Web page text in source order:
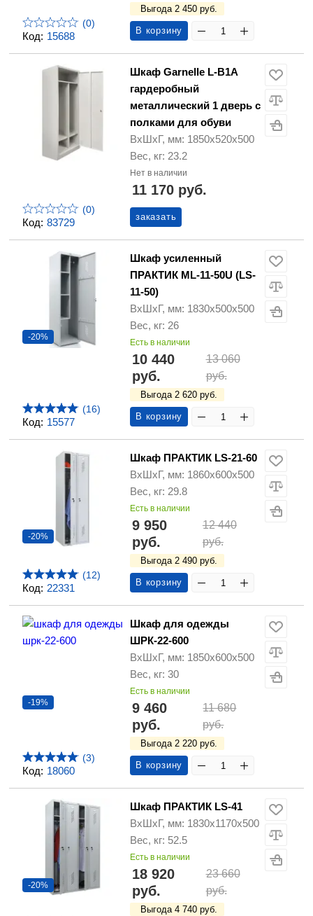
Код: 15688
(0)
Выгода 2 450 руб.
В корзину
Код: 83729
(0)
Шкаф Garnelle L-B1A
гардеробный
металлический 1 дверь с
полками для обуви
ВхШхГ, мм: 1850х520х500
Вес, кг: 23.2
Нет в наличии
11 170 руб.
заказать
Код: 15577
-20%
(16)
Шкаф усиленный
ПРАКТИК ML-11-50U (LS-
11-50)
ВхШхГ, мм: 1830х500х500
Вес, кг: 26
Есть в наличии
10 440
руб.
13 060
руб.
Выгода 2 620 руб.
В корзину
Код: 22331
-20%
(12)
Шкаф ПРАКТИК LS-21-60
ВхШхГ, мм: 1860х600х500
Вес, кг: 29.8
Есть в наличии
9 950
руб.
12 440
руб.
Выгода 2 490 руб.
В корзину
Код: 18060
-19%
(3)
Шкаф для одежды
ШРК-22-600
ВхШхГ, мм: 1850х600х500
Вес, кг: 30
Есть в наличии
9 460
руб.
11 680
руб.
Выгода 2 220 руб.
В корзину
-20%
Шкаф ПРАКТИК LS-41
ВхШхГ, мм: 1830х1170х500
Вес, кг: 52.5
Есть в наличии
18 920
руб.
23 660
руб.
Выгода 4 740 руб.